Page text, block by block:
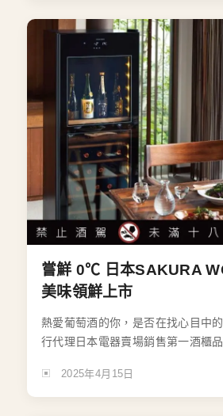
嘗鮮 0℃ 日本SAKURA
美味領鮮上市
熱愛葡萄酒的你，是否在找心目中
行代理日本電器賣場銷售第一酒櫃品
2025年4月15日